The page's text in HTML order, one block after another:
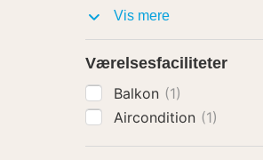
Vis mereFaciliteter
Værelsesfaciliteter
Balkon (1)
Aircondition (1)